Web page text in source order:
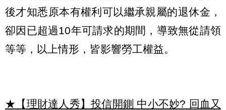
後才知悉原本有權利可以繼承親屬的退休金，
卻因已超過10年可請求的期間，導致無從請領
等等，以上情形，皆影響勞工權益。
★【理財達人秀】投信開鍘 中小不妙? 回血又